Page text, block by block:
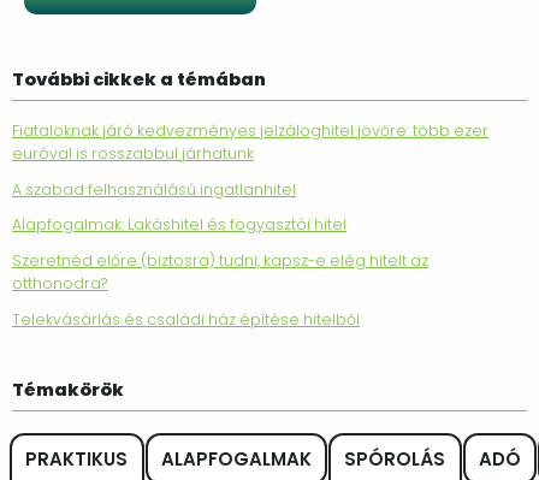
További cikkek a témában
Fiataloknak járó kedvezményes jelzáloghitel jövőre: több ezer
euróval is rosszabbul járhatunk
A szabad felhasználású ingatlanhitel
Alapfogalmak: Lakáshitel és fogyasztói hitel
Szeretnéd előre (biztosra) tudni, kapsz-e elég hitelt az
otthonodra?
Telekvásárlás és családi ház építése hitelből
Témakörök
PRAKTIKUS
ALAPFOGALMAK
SPÓROLÁS
ADÓ